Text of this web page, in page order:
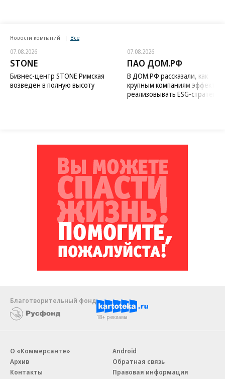
Новости компаний Все
07.08.2026
STONE
Бизнес-центр STONE Римская
возведен в полную высоту
07.08.2026
ПАО ДОМ.РФ
В ДОМ.РФ рассказали, как
крупным компаниям
реализовывать ESG-стратегию
Благотворительный фонд
18+ реклама
О «Коммерсанте»
Архив
Контакты
Android
Обратная связь
Правовая информация